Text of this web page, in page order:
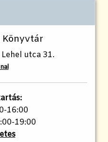
Könyvtár
utca 31.
16:00
19:00